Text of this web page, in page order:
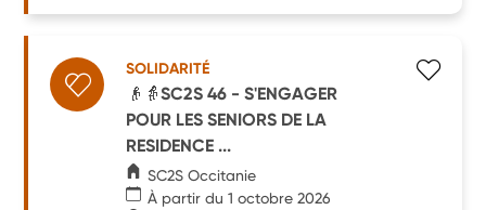
SOLIDARITÉ
👴👵SC2S 46 - S'ENGAGER
POUR LES SENIORS DE LA
RESIDENCE ...
SC2S Occitanie
À partir du 1 octobre 2026